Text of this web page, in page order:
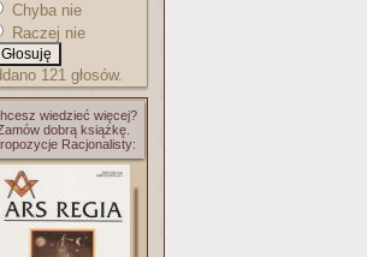
Chyba nie
Raczej nie
121 głosów.
wiedzieć więcej?
dobrą książkę.
Racjonalisty: